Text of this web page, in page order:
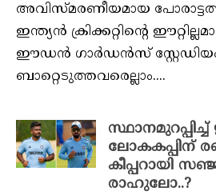
അവിസ്മരണീയമായ
ഇന്ത്യന്‍ ക്രിക്കറ്റിന്റെ
ഈഡന്‍ ഗാര്‍ഡന്‍സ്
ബാറ്റെടുത്തവരെല്ലാം....
ലോകകപ്പിന്
കീപ്പറായി
രാഹുലോ..?